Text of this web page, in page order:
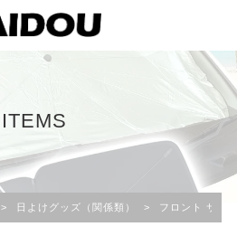
ITEMS
> 日よけグッズ（関係類） > フロント サン